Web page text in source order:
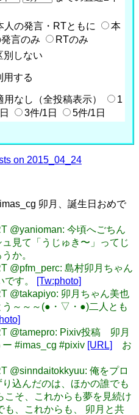
人の発言・RTともに
本
発言のみ
RTのみ
別しない
用する
用なし（全投稿表示）
1
3件/1日 5件/1日
on 2015_04_24
卯月、誕生日おめで
@yanioman: 今頃へごちん
見て「うじゅき〜」ってじ
か。
@pfm_perc: 島村卯月ちゃん
です。
[Tw:photo]
@takapiyo: 卯月ちゃん美也
う～～～(●・▽・●)二人とも
@tamepro: Pixiv投稿 卯月
#imas_cg #pixiv [URL]
お
@sinndaitokkyuu: 俺をプロ
込んだのは、ほかの誰でも
こそ、これからも夢を見続け
も、これからも、 卯月と共